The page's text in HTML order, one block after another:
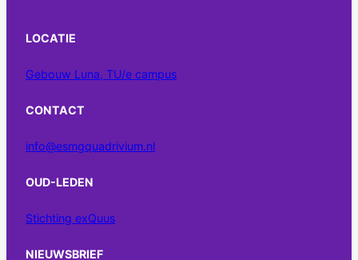
LOCATIE
Gebouw Luna, TU/e campus
CONTACT
info@esmgquadrivium.nl
OUD-LEDEN
Stichting exQuus
NIEUWSBRIEF